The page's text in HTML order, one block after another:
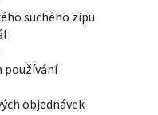
suchého zipu
používání
objednávek